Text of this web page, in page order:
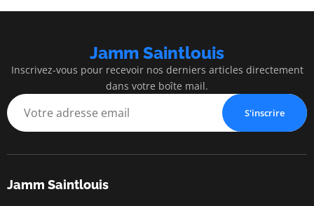
Jamm Saintlouis
Inscrivez-vous pour recevoir nos derniers articles directement
dans votre boîte mail.
S'inscrire
Jamm Saintlouis